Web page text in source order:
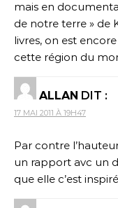
mais en
de notre terre » de
livres, on est
cette région du
ALLAN DIT :
17 MAI 2011 À 19H47
Par contre
un rapport avc un
que elle c’est